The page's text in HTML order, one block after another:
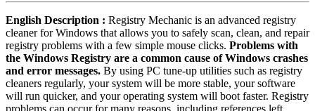
English Description : Registry Mechanic is an advanced registry
cleaner for Windows that allows you to safely scan, clean, and repair
registry problems with a few simple mouse clicks. Problems with
the Windows Registry are a common cause of Windows crashes
and error messages. By using PC tune-up utilities such as registry
cleaners regularly, your system will be more stable, your software
will run quicker, and your operating system will boot faster. Registry